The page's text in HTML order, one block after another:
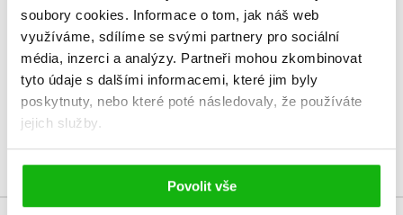
soubory cookies. Informace o tom, jak náš web
využíváme, sdílíme se svými partnery pro sociální
média, inzerci a analýzy. Partneři mohou zkombinovat
tyto údaje s dalšími informacemi, které jim byly
poskytnuty, nebo které poté následovaly, že používáte
jejich služby.
Povolit vše
V současné době nejsou vytvořena žádná uživatelská hodnocení.
Vaše hodnocení
Uživatelskou recenzi mohou vkládat pouze registrovaní uživatelé